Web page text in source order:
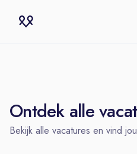
Ontdek alle
Bekijk alle vacatures en vind